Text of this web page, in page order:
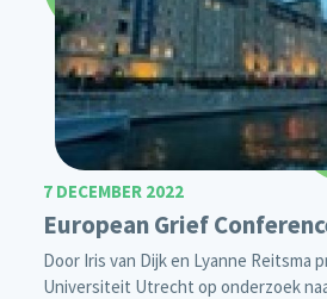
7 DECEMBER 2022
European Grief
Door Iris van Dijk en Lyanne Reitsma
Universiteit Utrecht op onderzoek